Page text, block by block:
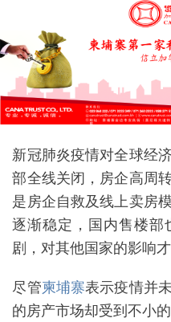
新冠肺炎疫情对全球经
部全线关闭，房企高周
是房企自救及线上卖房
逐渐稳定，国内售楼部
剧，对其他国家的影响才
尽管柬埔寨表示疫情并
的房产市场却受到不小的